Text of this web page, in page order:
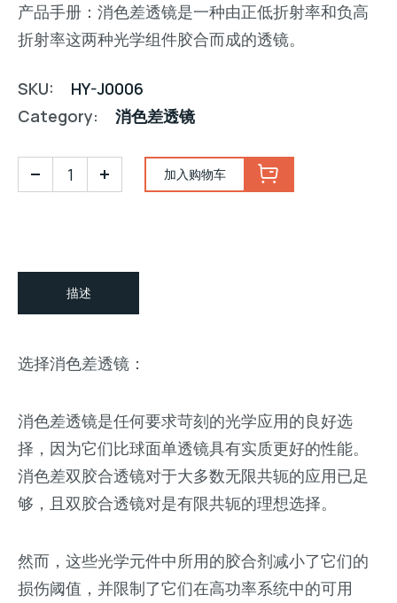
产品手册：消色差透镜是一种由正低折射率和负高
折射率这两种光学组件胶合而成的透镜。
SKU:
HY-J0006
Category:
消色差透镜
加入购物车
描述
选择消色差透镜：
消色差透镜是任何要求苛刻的光学应用的良好选
择，因为它们比球面单透镜具有实质更好的性能。
消色差双胶合透镜对于大多数无限共轭的应用已足
够，且双胶合透镜对是有限共轭的理想选择。
然而，这些光学元件中所用的胶合剂减小了它们的
损伤阈值，并限制了它们在高功率系统中的可用